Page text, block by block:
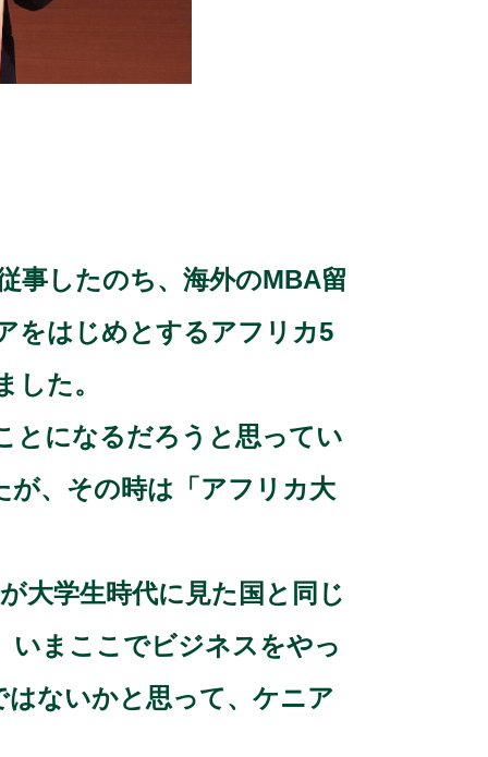
事したのち、海外のMBA留
をはじめとするアフリカ5
た。
とになるだろうと思ってい
が、その時は「アフリカ大
大学生時代に見た国と同じ
いまここでビジネスをやっ
ないかと思って、ケニア